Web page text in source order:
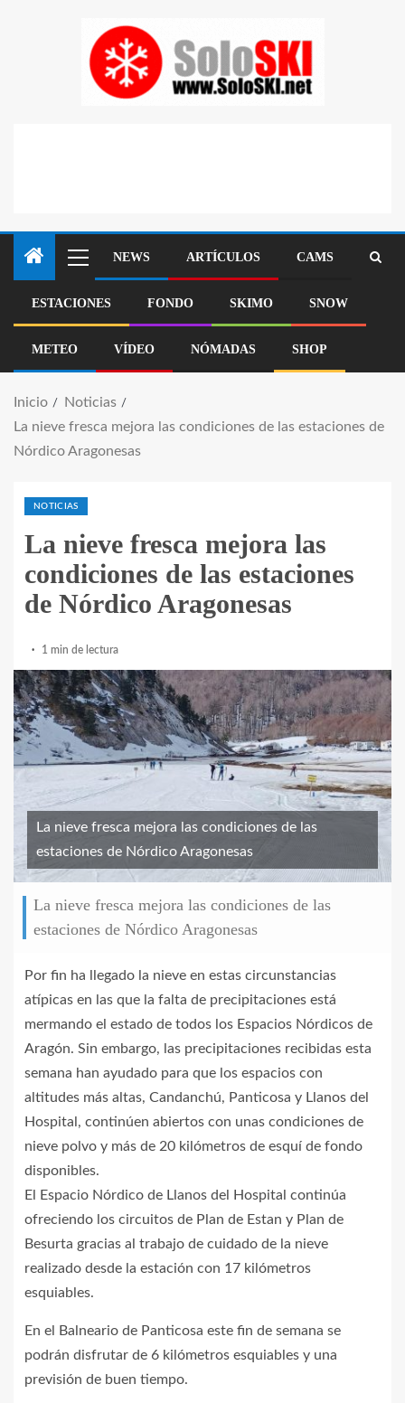
NEWS ARTÍCULOS CAMS
ESTACIONES FONDO SKIMO SNOW
METEO VÍDEO NÓMADAS SHOP
Inicio
Noticias
La nieve fresca mejora las condiciones de las estaciones de
Nórdico Aragonesas
NOTICIAS
La nieve fresca mejora las
condiciones de las estaciones
de Nórdico Aragonesas
1 min de lectura
La nieve fresca mejora las condiciones de las
estaciones de Nórdico Aragonesas
La nieve fresca mejora las condiciones de las
estaciones de Nórdico Aragonesas
Por fin ha llegado la nieve en estas circunstancias
atípicas en las que la falta de precipitaciones está
mermando el estado de todos los Espacios Nórdicos de
Aragón. Sin embargo, las precipitaciones recibidas esta
semana han ayudado para que los espacios con
altitudes más altas, Candanchú, Panticosa y Llanos del
Hospital, continúen abiertos con unas condiciones de
nieve polvo y más de 20 kilómetros de esquí de fondo
disponibles.
El Espacio Nórdico de Llanos del Hospital continúa
ofreciendo los circuitos de Plan de Estan y Plan de
Besurta gracias al trabajo de cuidado de la nieve
realizado desde la estación con 17 kilómetros
esquiables.
En el Balneario de Panticosa este fin de semana se
podrán disfrutar de 6 kilómetros esquiables y una
previsión de buen tiempo.